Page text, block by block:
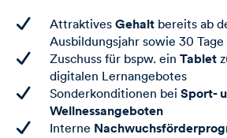
Attraktives Gehalt bereits ab
Ausbildungsjahr sowie 30
Zuschuss für bspw. ein Tablet
digitalen Lernangebotes
Sonderkonditionen bei Sport-
Wellnessangeboten
Interne